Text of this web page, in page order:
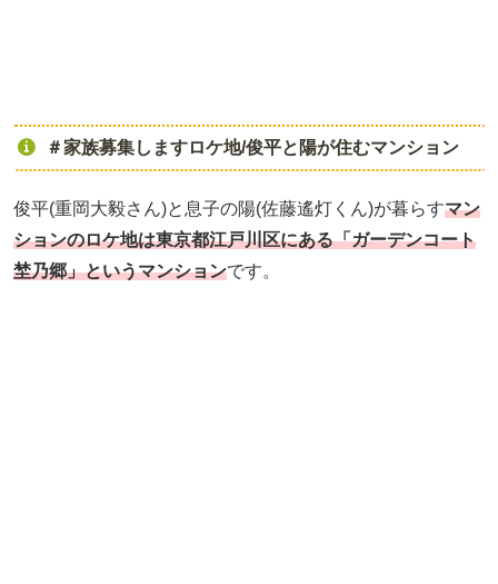
＃家族募集しますロケ地/俊平と陽が住むマンション
俊平(重岡大毅さん)と息子の陽(佐藤遙灯くん)が暮らすマン
ションのロケ地は東京都江戸川区にある「ガーデンコート
埜乃郷」というマンションです。